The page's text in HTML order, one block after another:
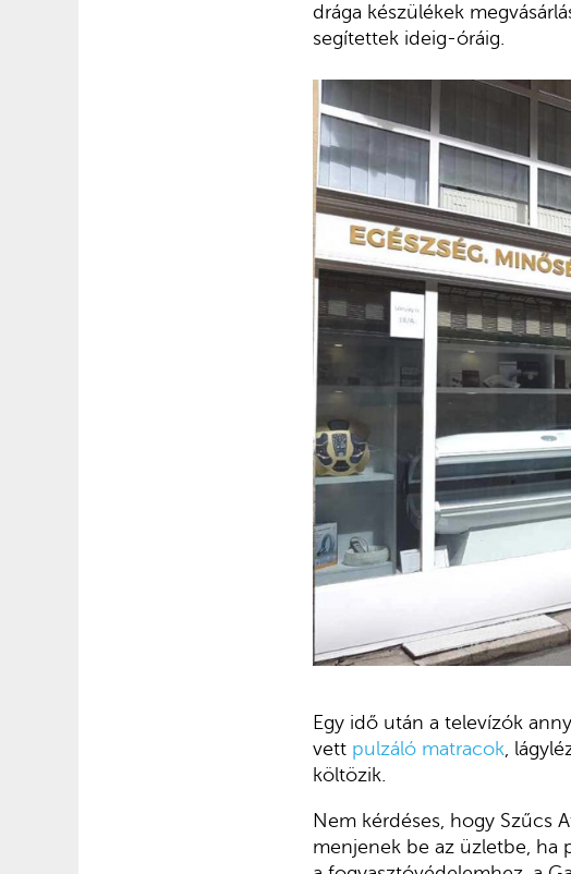
drága készülékek
segítettek ideig-óráig.
Egy idő után a televízók
vett pulzáló matracok,
költözik.
Nem kérdéses, hogy Szűcs
menjenek be az üzletbe, ha